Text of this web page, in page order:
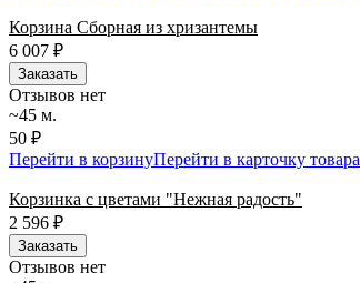
Корзина Сборная из хризантемы
6 007 ₽
Заказать
Отзывов нет
~45 м.
50 ₽
Перейти в корзинуПерейти в карточку товара
Корзинка с цветами "Нежная радость"
2 596 ₽
Заказать
Отзывов нет